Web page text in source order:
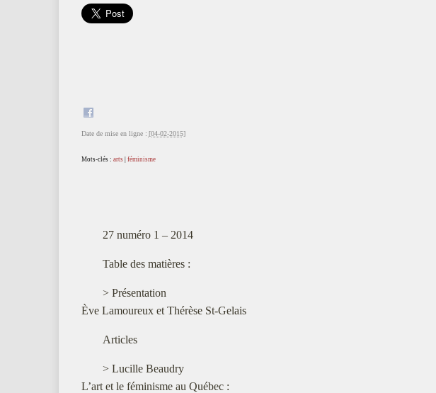
Date de mise en ligne : [04-02-2015]
Mots-clés : arts| féminisme
27 numéro 1 – 2014
Table des matières :
> Présentation
Ève Lamoureux et Thérèse St-Gelais
Articles
> Lucille Beaudry
L’art et le féminisme au Québec :